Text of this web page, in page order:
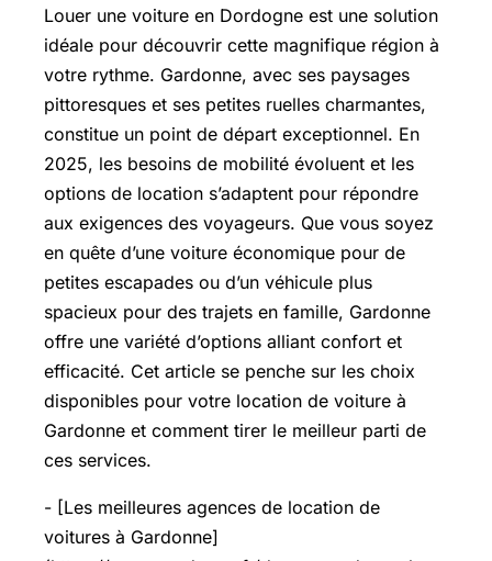
Louer une voiture en Dordogne est une solution
idéale pour découvrir cette magnifique région à
votre rythme. Gardonne, avec ses paysages
pittoresques et ses petites ruelles charmantes,
constitue un point de départ exceptionnel. En
2025, les besoins de mobilité évoluent et les
options de location s’adaptent pour répondre
aux exigences des voyageurs. Que vous soyez
en quête d’une voiture économique pour de
petites escapades ou d’un véhicule plus
spacieux pour des trajets en famille, Gardonne
offre une variété d’options alliant confort et
efficacité. Cet article se penche sur les choix
disponibles pour votre location de voiture à
Gardonne et comment tirer le meilleur parti de
ces services.
- [Les meilleures agences de location de
voitures à Gardonne]